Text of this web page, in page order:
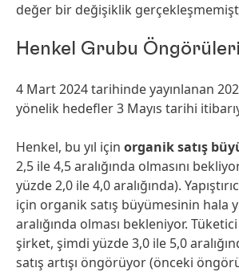
değer bir değişiklik
Henkel Grubu Öngörüleri
4 Mart 2024 tarihinde yayınlanan
yönelik hedefler 3 Mayıs tarihi
Henkel, bu yıl için organik satış
2,5 ile 4,5 aralığında olmasını
yüzde 2,0 ile 4,0 aralığında).
için organik satış büyümesinin hala
aralığında olması bekleniyor.
şirket, şimdi yüzde 3,0 ile 5,0
satış artışı öngörüyor (önceki